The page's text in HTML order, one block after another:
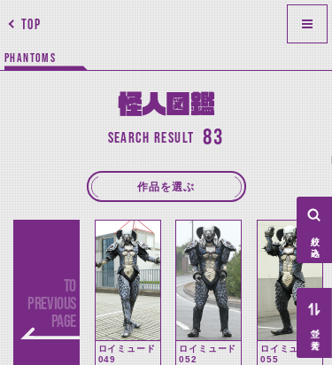
TOP
PHANTOMS
怪人図鑑
SEARCH RESULT 83
作品を選ぶ
TO
PREVIOUS
PAGE
ロイミュード
049
ロイミュード
052
ロイミュード
055
並べ替え
絞り込み